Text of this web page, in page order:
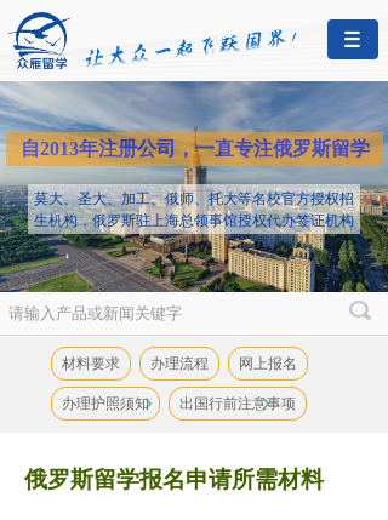
自2013年注册公司，一直专注俄罗斯留学
莫大、圣大、加工、俄师、托大等名校官方授权招
生机构，俄罗斯驻上海总领事馆授权代办签证机构
材料要求 办理流程 网上报名
办理护照须知 出国行前注意事项
俄罗斯留学报名申请所需材料